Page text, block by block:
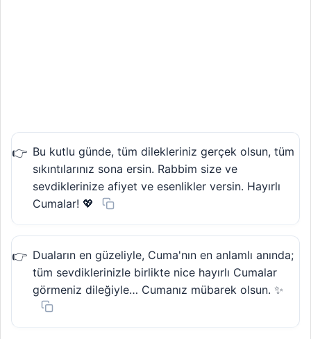
Bu kutlu günde, tüm dilekleriniz gerçek olsun, tüm
sıkıntılarınız sona ersin. Rabbim size ve
sevdiklerinize afiyet ve esenlikler versin. Hayırlı
Cumalar! 💖
Duaların en güzeliyle, Cuma'nın en anlamlı anında;
tüm sevdiklerinizle birlikte nice hayırlı Cumalar
görmeniz dileğiyle… Cumanız mübarek olsun. ✨